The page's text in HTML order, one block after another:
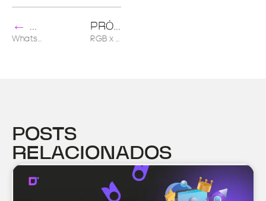
←
ANTERIOR
PRÓXIMO
POSTS
RELACIONADOS